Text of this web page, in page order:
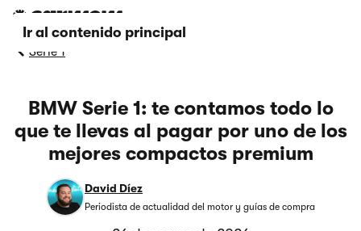
Ir al contenido principal
Serie 1
BMW Serie 1: te contamos todo lo
que te llevas al pagar por uno de los
mejores compactos premium
David Díez
Periodista de actualidad del motor y guías de compra